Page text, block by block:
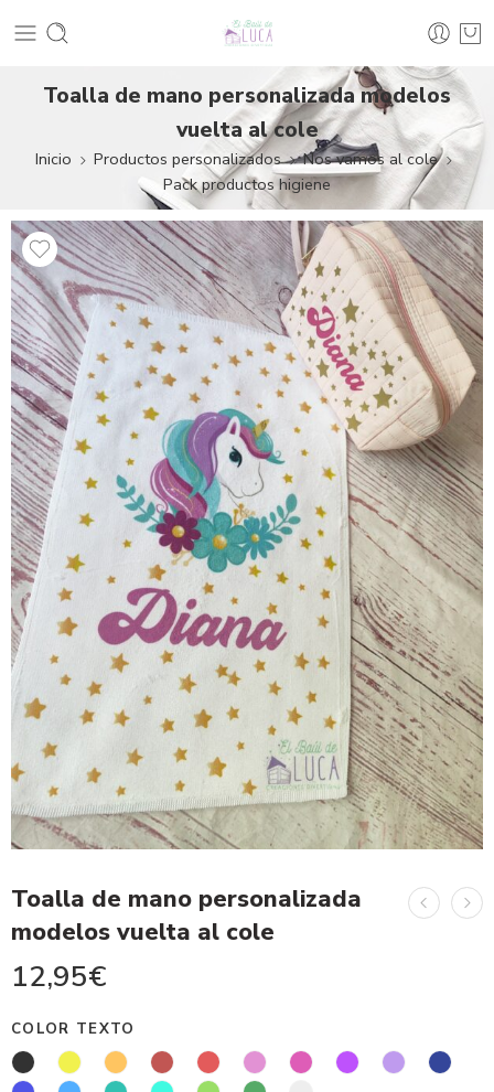
Toalla de mano personalizada modelos
vuelta al cole
Inicio Productos personalizados
Nos vamos al cole
Pack productos higiene
Toalla de mano personalizada
modelos vuelta al cole
12,95€
COLOR TEXTO